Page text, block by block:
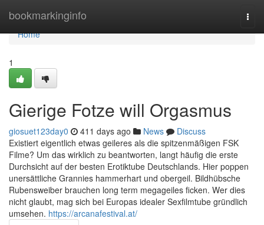
bookmarkinginfo
Home
Home
1
Gierige Fotze will Orgasmus
giosuet123day0 411 days ago News
Discuss
Existiert eigentlich etwas geileres als die spitzenmäßigen FSK
Filme? Um das wirklich zu beantworten, langt häufig die erste
Durchsicht auf der besten Erotiktube Deutschlands. Hier poppen
unersättliche Grannies hammerhart und obergeil. Bildhübsche
Rubensweiber brauchen long term megageiles ficken. Wer dies
nicht glaubt, mag sich bei Europas idealer Sexfilmtube gründlich
umsehen. https://arcanafestival.at/